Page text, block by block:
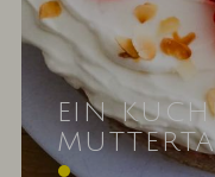
EIN
Verwöhnen Sie die